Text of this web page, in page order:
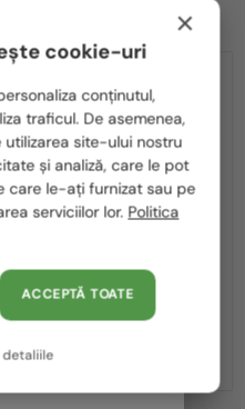
Saint Laurent
Cadru optic
1 090 RON
/ EN
×
cookie-uri
conținutul,
traficul. De asemenea,
site-ului nostru
și analiză, care le pot
care le-ați furnizat sau pe
serviciilor lor. Politica
ACCEPTĂ TOATE
detaliile